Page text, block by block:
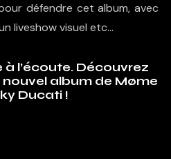
défendre cet album, avec
liveshow visuel etc…
l’écoute. Découvrez
nouvel album de Møme
Ducati !